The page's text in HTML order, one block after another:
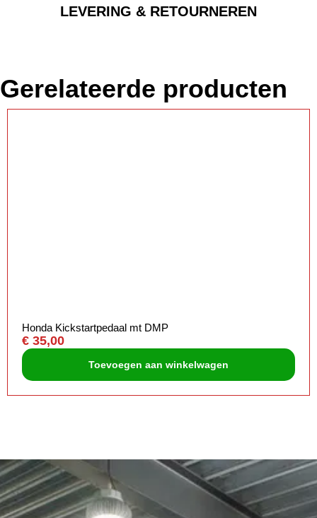
LEVERING & RETOURNEREN
Gerelateerde producten
Honda Kickstartpedaal mt DMP
€ 35,00
Toevoegen aan winkelwagen